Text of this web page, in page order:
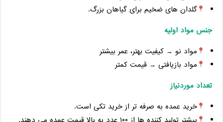
گلدان ‌های ضخیم برای گیاهان بزرگ.
جنس مواد اولیه
مواد نو → کیفیت بهتر، عمر بیشتر
مواد بازیافتی → قیمت کمتر
تعداد موردنیاز
خرید عمده به‌ صرفه‌ تر از خرید تکی است.
بیشتر تولید کننده ‌ها از ۱۰۰ عدد به بالا قیمت عمده می ‌دهند.